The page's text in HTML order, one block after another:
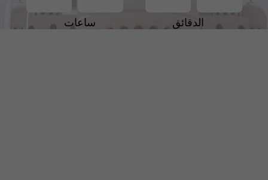
ساعات الدقائق